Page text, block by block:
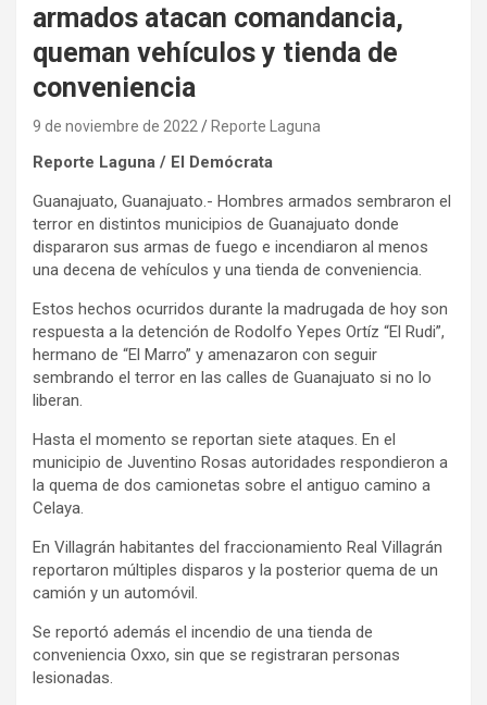
armados atacan comandancia,
queman vehículos y tienda de
conveniencia
9 de noviembre de 2022 Reporte Laguna
Reporte Laguna / El Demócrata
Guanajuato, Guanajuato.- Hombres armados sembraron el
terror en distintos municipios de Guanajuato donde
dispararon sus armas de fuego e incendiaron al menos
una decena de vehículos y una tienda de conveniencia.
Estos hechos ocurridos durante la madrugada de hoy son
respuesta a la detención de Rodolfo Yepes Ortíz “El Rudi”,
hermano de “El Marro” y amenazaron con seguir
sembrando el terror en las calles de Guanajuato si no lo
liberan.
Hasta el momento se reportan siete ataques. En el
municipio de Juventino Rosas autoridades respondieron a
la quema de dos camionetas sobre el antiguo camino a
Celaya.
En Villagrán habitantes del fraccionamiento Real Villagrán
reportaron múltiples disparos y la posterior quema de un
camión y un automóvil.
Se reportó además el incendio de una tienda de
conveniencia Oxxo, sin que se registraran personas
lesionadas.